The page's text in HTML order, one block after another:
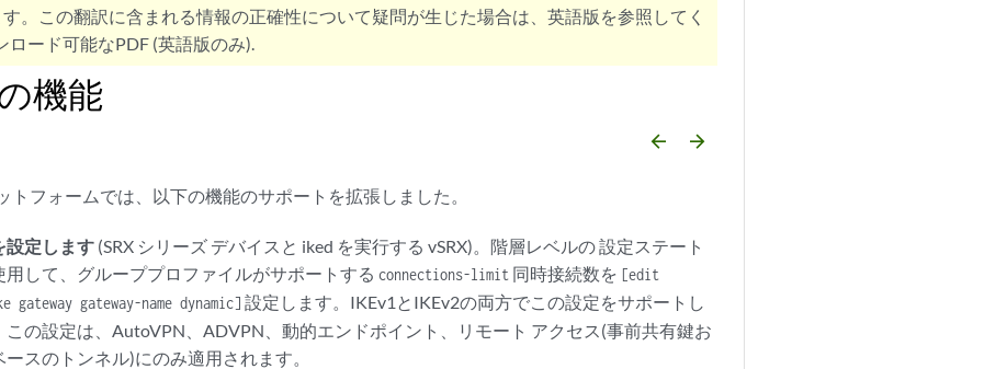
。この翻訳に含まれる情報の正確性について疑問が生じた場合は、英語版を参照してく
ロード可能なPDF (英語版のみ).
機能
arrow_backward arrow_forward
トフォームでは、以下の機能のサポートを拡張しました。
設定します (SRX シリーズ デバイスと iked を実行する vSRX)。階層レベルの 設定ステート
用して、グループプロファイルがサポートする connections-limit 同時接続数を [edit
gateway-name dynamic] 設定します。IKEv1とIKEv2の両方でこの設定をサポートし
この設定は、AutoVPN、ADVPN、動的エンドポイント、リモート アクセス(事前共有鍵お
ースのトンネル)にのみ適用されます。